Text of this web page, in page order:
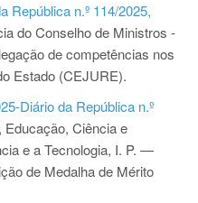
República n.º 114/2025,
do Conselho de Ministros -
de competências nos
Estado (CEJURE).
Diário da República n.º
, Educação, Ciência e
e a Tecnologia, I. P. —
de Medalha de Mérito